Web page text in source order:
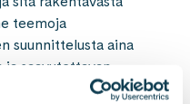
teemoja
suunnittelusta aina
saavutettavan